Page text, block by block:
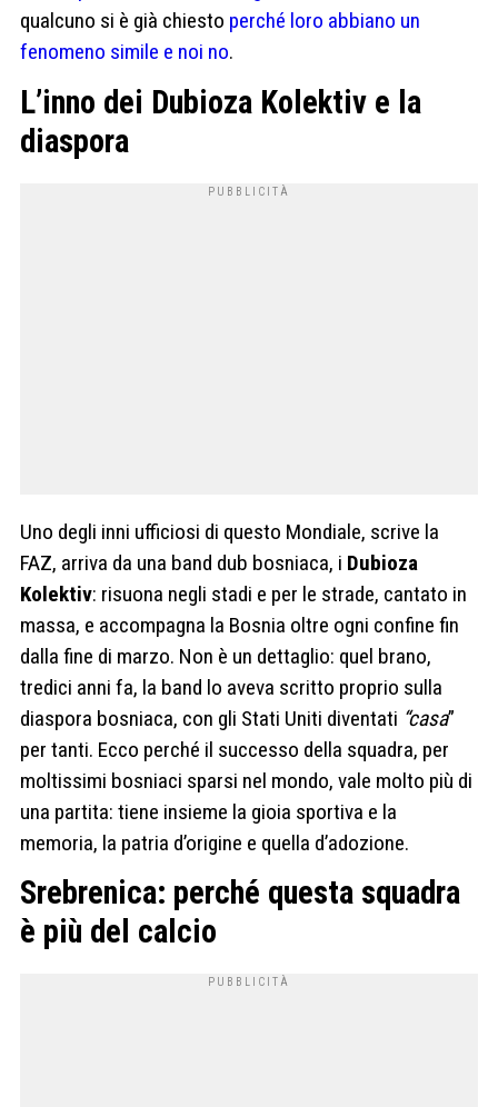
qualcuno si è già chiesto perché loro abbiano un
fenomeno simile e noi no.
L’inno dei Dubioza Kolektiv e la
diaspora
Uno degli inni ufficiosi di questo Mondiale, scrive la
FAZ, arriva da una band dub bosniaca, i Dubioza
Kolektiv: risuona negli stadi e per le strade, cantato in
massa, e accompagna la Bosnia oltre ogni confine fin
dalla fine di marzo. Non è un dettaglio: quel brano,
tredici anni fa, la band lo aveva scritto proprio sulla
diaspora bosniaca, con gli Stati Uniti diventati “casa”
per tanti. Ecco perché il successo della squadra, per
moltissimi bosniaci sparsi nel mondo, vale molto più di
una partita: tiene insieme la gioia sportiva e la
memoria, la patria d’origine e quella d’adozione.
Srebrenica: perché questa squadra
è più del calcio